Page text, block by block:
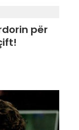
për